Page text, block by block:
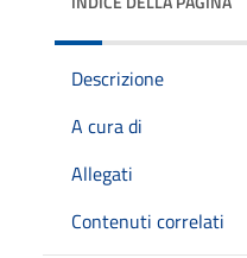
Descrizione
A cura di
Allegati
Contenuti correlati